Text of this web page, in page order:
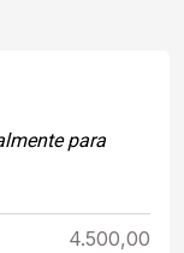
para
4.500,00